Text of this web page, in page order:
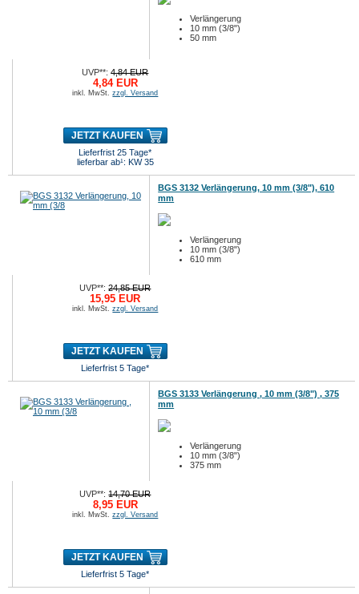
Verlängerung
10 mm (3/8")
50 mm
UVP**:4,84 EUR
4,84 EUR
inkl. MwSt.zzgl. Versand
JETZT KAUFEN
Lieferfrist 25 Tage*
lieferbar ab¹: KW 35
BGS 3132 Verlängerung, 10 mm (3/8"), 610
mm
Verlängerung
10 mm (3/8")
610 mm
UVP**:24,85 EUR
15,95 EUR
inkl. MwSt.zzgl. Versand
JETZT KAUFEN
Lieferfrist 5 Tage*
BGS 3133 Verlängerung , 10 mm (3/8") , 375
mm
Verlängerung
10 mm (3/8")
375 mm
UVP**:14,70 EUR
8,95 EUR
inkl. MwSt.zzgl. Versand
JETZT KAUFEN
Lieferfrist 5 Tage*